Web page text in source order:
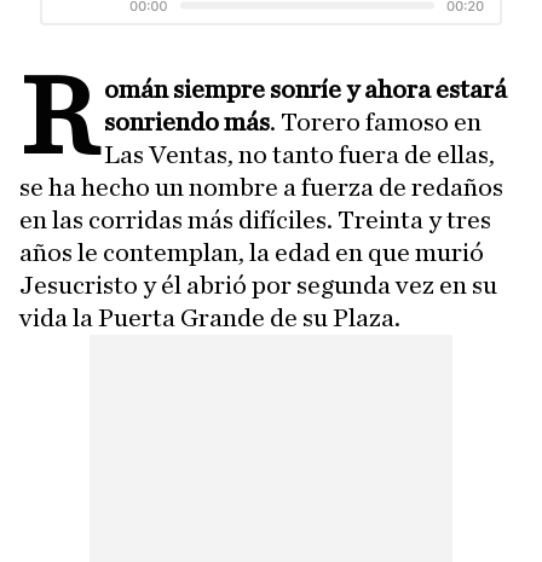
R omán siempre sonríe y ahora estará
sonriendo más. Torero famoso en
Las Ventas, no tanto fuera de ellas,
se ha hecho un nombre a fuerza de redaños
en las corridas más difíciles. Treinta y tres
años le contemplan, la edad en que murió
Jesucristo y él abrió por segunda vez en su
vida la Puerta Grande de su Plaza.